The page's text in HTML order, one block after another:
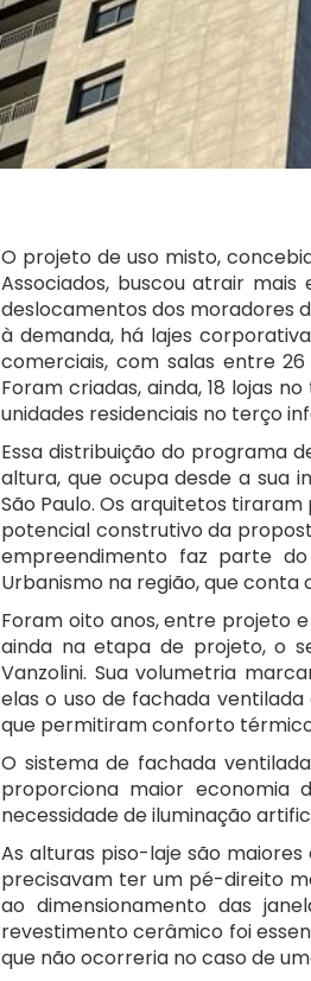
O projeto de uso misto,
Associados, buscou atrair
deslocamentos dos moradores
à demanda, há lajes
comerciais, com salas entre
Foram criadas, ainda, 18 lojas
unidades residenciais no terço
Essa distribuição do programa
altura, que ocupa desde a sua
São Paulo. Os arquitetos
potencial construtivo da
empreendimento faz parte
Urbanismo na região, que
Foram oito anos, entre projeto
ainda na etapa de projeto, o
Vanzolini. Sua volumetria
elas o uso de fachada
que permitiram conforto
O sistema de fachada
proporciona maior economia
necessidade de iluminação
As alturas piso-laje são
precisavam ter um pé-direito
ao dimensionamento das
revestimento cerâmico foi
que não ocorreria no caso de